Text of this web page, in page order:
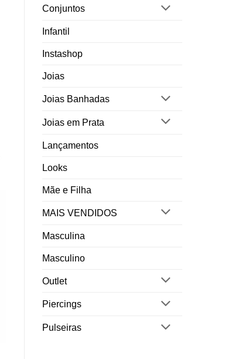
Conjuntos
Infantil
Instashop
Joias
Joias Banhadas
Joias em Prata
Lançamentos
Looks
Mãe e Filha
MAIS VENDIDOS
Masculina
Masculino
Outlet
Piercings
Pulseiras